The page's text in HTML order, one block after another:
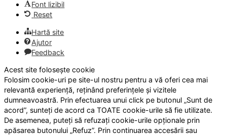
Font lizibil
Reset
Hartă site
Ajutor
Feedback
Acest site folosește cookie
Folosim cookie-uri pe site-ul nostru pentru a vă oferi cea mai
relevantă experiență, reținând preferințele și vizitele
dumneavoastră. Prin efectuarea unui click pe butonul „Sunt de
acord”, sunteți de acord ca TOATE cookie-urile să fie utilizate.
De asemenea, puteți să refuzați cookie-urile opționale prin
apăsarea butonului „Refuz”. Prin continuarea accesării sau